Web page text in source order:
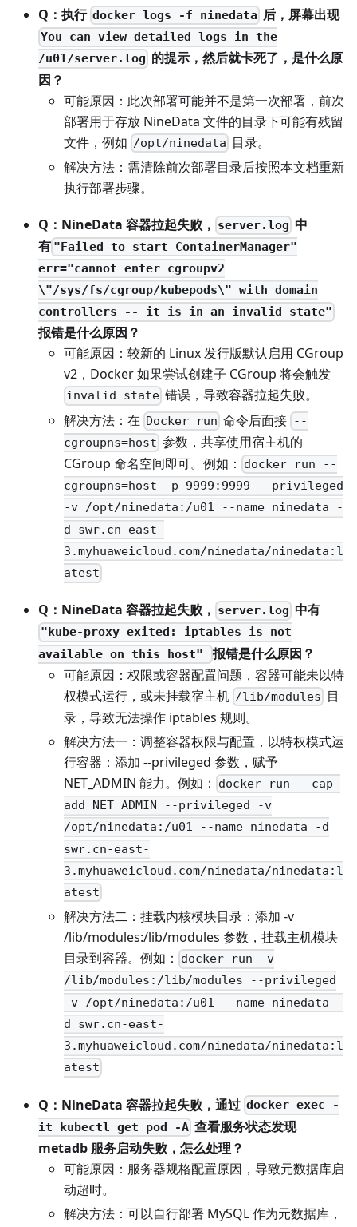
Q：执行 docker logs -f ninedata 后，屏幕出现
You can view detailed logs in the
/u01/server.log 的提示，然后就卡死了，是什么原
因？
可能原因：此次部署可能并不是第一次部署，前次
部署用于存放 NineData 文件的目录下可能有残留
文件，例如 /opt/ninedata 目录。
解决方法：需清除前次部署目录后按照本文档重新
执行部署步骤。
Q：NineData 容器拉起失败， server.log 中
有 "Failed to start ContainerManager"
err="cannot enter cgroupv2
\"/sys/fs/cgroup/kubepods\" with domain
controllers -- it is in an invalid state"
报错是什么原因？
可能原因：较新的 Linux 发行版默认启用 CGroup
v2，Docker 如果尝试创建子 CGroup 将会触发
invalid state 错误，导致容器拉起失败。
解决方法：在 Docker run 命令后面接 --
cgroupns=host 参数，共享使用宿主机的
CGroup 命名空间即可。例如：
docker run --
cgroupns=host -p 9999:9999 --privileged
-v /opt/ninedata:/u01 --name ninedata -
d swr.cn-east-
3.myhuaweicloud.com/ninedata/ninedata:l
atest
Q：NineData 容器拉起失败， server.log 中有
"kube-proxy exited: iptables is not
available on this host"
报错是什么原因？
可能原因：权限或容器配置问题，容器可能未以特
权模式运行，或未挂载宿主机 /lib/modules 目
录，导致无法操作 iptables 规则。
解决方法一：调整容器权限与配置，以特权模式运
行容器：添加 --privileged 参数，赋予
NET_ADMIN 能力。例如：
docker run --cap-
add NET_ADMIN --privileged -v
/opt/ninedata:/u01 --name ninedata -d
swr.cn-east-
3.myhuaweicloud.com/ninedata/ninedata:l
atest
解决方法二：挂载内核模块目录：添加 -v
/lib/modules:/lib/modules 参数，挂载主机模块
目录到容器。例如：
docker run -v
/lib/modules:/lib/modules --privileged
-v /opt/ninedata:/u01 --name ninedata -
d swr.cn-east-
3.myhuaweicloud.com/ninedata/ninedata:l
atest
Q：NineData 容器拉起失败，通过 docker exec -
it kubectl get pod -A 查看服务状态发现
metadb 服务启动失败，怎么处理？
可能原因：服务器规格配置原因，导致元数据库启
动超时。
解决方法：可以自行部署 MySQL 作为元数据库，